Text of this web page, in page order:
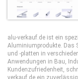
alu-verkauf.de ist ein
Aluminiumprodukte. Das
und -platten in
Anwendungen in Bau,
Kundenzufriedenheit,
verkauf.de ein